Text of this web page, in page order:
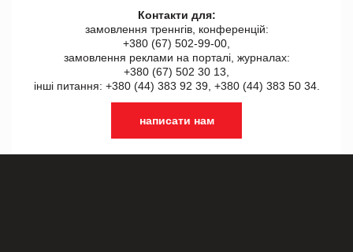
Контакти для:
замовлення треннгів, конференцій:
+380 (67) 502-99-00,
замовлення реклами на порталі, журналах:
+380 (67) 502 30 13,
інші питання: +380 (44) 383 92 39, +380 (44) 383 50 34.
написати нам